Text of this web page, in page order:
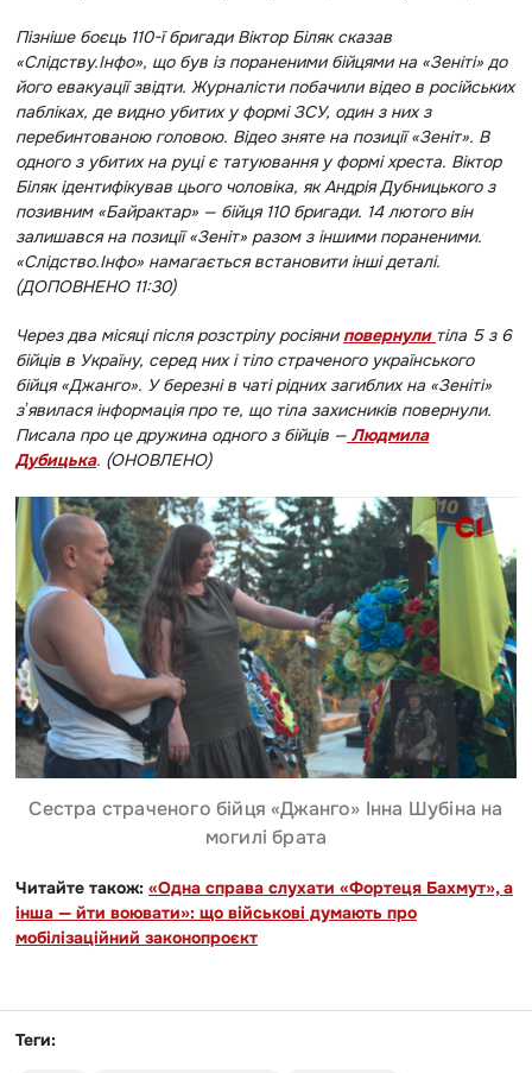
Пізніше боєць 110-ї бригади Віктор Біляк сказав
«Слідству.Інфо», що був із пораненими бійцями на «Зеніті» до
його евакуації звідти. Журналісти побачили відео в російських
пабліках, де видно убитих у формі ЗСУ, один з них з
перебинтованою головою. Відео зняте на позиції «Зеніт». В
одного з убитих на руці є татуювання у формі хреста. Віктор
Біляк ідентифікував цього чоловіка, як Андрія Дубницького з
позивним «Байрактар» — бійця 110 бригади. 14 лютого він
залишався на позиції «Зеніт» разом з іншими пораненими.
«Слідство.Інфо» намагається встановити інші деталі.
(ДОПОВНЕНО 11:30)
Через два місяці після розстрілу росіяниповернули тіла 5 з 6
бійців в Україну, серед них і тіло страченого українського
бійця «Джанго». У березні в чаті рідних загиблих на «Зеніті»
зʼявилася інформація про те, що тіла захисників повернули.
Писала про це дружина одного з бійців — Людмила
Дубицька. (ОНОВЛЕНО)
Сестра страченого бійця «Джанго» Інна Шубіна на
могилі брата
Читайте також: «Одна справа слухати «Фортеця Бахмут», а
інша — йти воювати»: що військові думають про
мобілізаційний законопроєкт
Теги: